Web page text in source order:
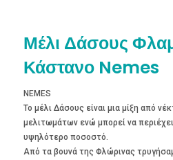
Μέλι Δάσους
Κάστανο Nemes
NEMES
Το μέλι Δάσους είναι μια μίξη από
μελιτωμάτων ενώ μπορεί να
υψηλότερο ποσοστό.
Από τα βουνά της Φλώρινας